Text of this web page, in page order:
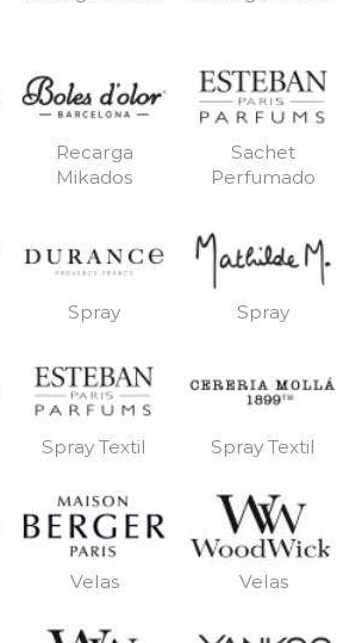
Recarga
Mikados
Sachet
Perfumado
Spray Spray
Spray Textil Spray Textil
Velas Velas